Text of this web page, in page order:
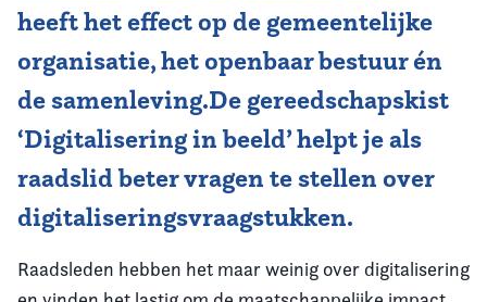
heeft het effect op de gemeentelijke
organisatie, het openbaar bestuur én
de samenleving.De gereedschapskist
‘Digitalisering in beeld’ helpt je als
raadslid beter vragen te stellen over
digitaliseringsvraagstukken.
Raadsleden hebben het maar weinig over digitalisering